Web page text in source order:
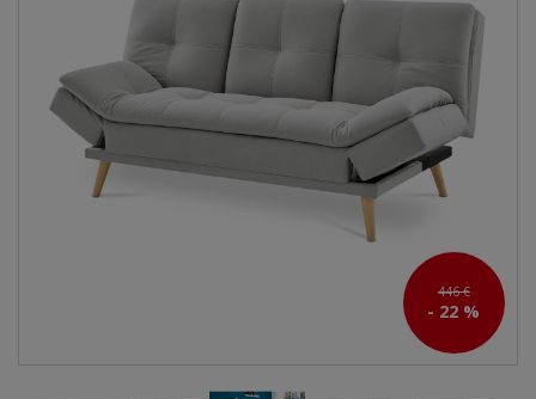
446 €
- 22 %